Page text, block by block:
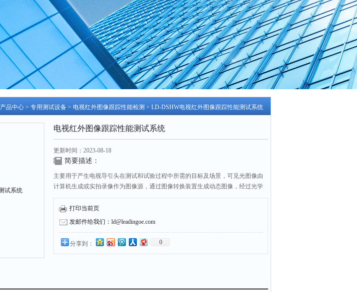
产品中心 > 专用测试设备 > 电视红外图像跟踪性能检测 > LD-DSHW电视红外图像跟踪性能测试系统
电视红外图像跟踪性能测试系统
更新时间：2023-08-18
简要描述：
主要用于产生电视导引头在测试和试验过程中所需的目标及场景，可见光图像由
计算机生成或实拍录像作为图像源，通过图像转换装置生成动态图像，经过光学
耦合系统对图像进行放大、准直和配准后，形成满足导引头需求的图像视场及目
标运动特性，作为导引头的模拟目标；可见光目标模拟器与五轴转台组合对电视
成像导引头的参数和性能进行检测（如跟踪速度、跟踪精度、速度精度、夹角精
打印当前页
发邮件给我们：ld@leadingoe.com
分享到： 0